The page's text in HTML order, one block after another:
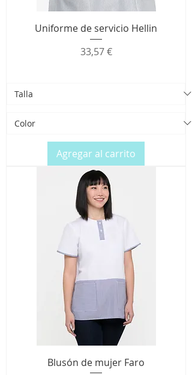
Uniforme de servicio Hellin
Precio
33,57 €
Agregar al carrito
Blusón de mujer Faro